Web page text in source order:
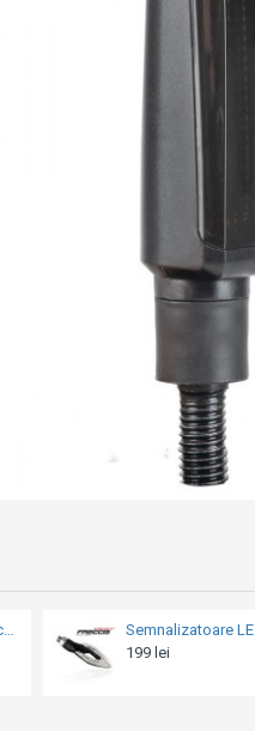
Semnalizatoare secvențiale Barracuda SQ-LED B-Lux (set)
479 lei